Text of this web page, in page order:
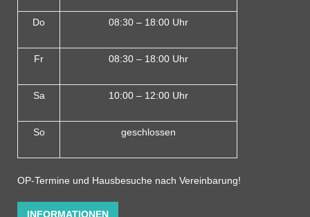
Do 08:30 – 18:00 Uhr
Fr 08:30 – 18:00 Uhr
Sa 10:00 – 12:00 Uhr
So geschlossen
OP-Termine und Hausbesuche nach Vereinbarung!
INFORMATIONEN